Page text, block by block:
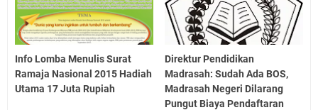
Info Lomba Menulis Surat
Ramaja Nasional 2015 Hadiah
Utama 17 Juta Rupiah
Direktur Pendidikan
Madrasah: Sudah Ada BOS,
Madrasah Negeri Dilarang
Pungut Biaya Pendaftaran